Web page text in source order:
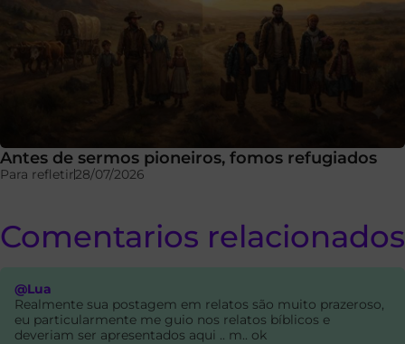
Antes de sermos pioneiros, fomos refugiados
Para refletir28/07/2026
Comentarios relacionados
@Lua
Realmente sua postagem em relatos são muito prazeroso,
eu particularmente me guio nos relatos bíblicos e
deveriam ser apresentados aqui .. m.. ok